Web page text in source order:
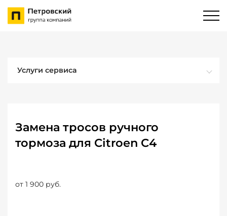
Услуги сервиса
Замена тросов ручного
тормоза для Citroen C4
от 1 900 руб.